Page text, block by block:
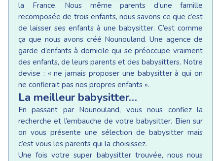
la France. Nous même parents d’une famille
recomposée de trois enfants, nous savons ce que c’est
de laisser ses enfants à une babysitter. C’est comme
ça que nous avons créé Nounouland. Une agence de
garde d’enfants à domicile qui se préoccupe vraiment
des enfants, de leurs parents et des babysitters. Notre
devise : « ne jamais proposer une babysitter à qui on
ne confierait pas nos propres enfants ».
La meilleur babysitter…
En passant par Nounouland, vous nous confiez la
recherche et l’embauche de votre babysitter. Bien sur
on vous présente une sélection de babysitter mais
c’est vous les parents qui la choisissez.
Une fois votre super babysitter trouvée, nous nous